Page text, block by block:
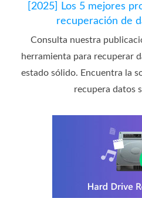
[2025] Los 5 mejores
recuperación de
Consulta nuestra
herramienta para recuperar
estado sólido. Encuentra la
recupera datos